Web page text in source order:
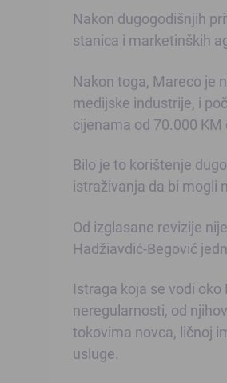
Nakon dugogodišnjih
stanica i marketinških
Nakon toga, Mareco je
medijske industrije, i
cijenama od 70.000
Bilo je to korištenje
istraživanja da bi mogli
Od izglasane revizije
Hadžiavdić-Begović
Istraga koja se vodi
neregularnosti, od
tokovima novca, ličnoj
usluge.